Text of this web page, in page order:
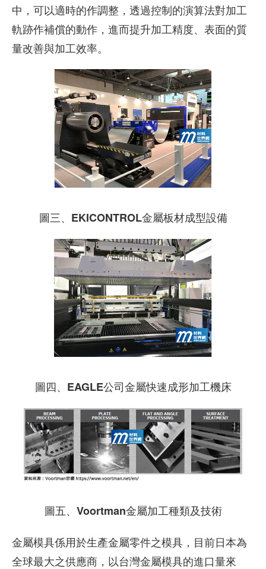
中，可以適時的作調整，透過控制的演算法對加工
軌跡作補償的動作，進而提升加工精度、表面的質
量改善與加工效率。
圖三、EKICONTROL金屬板材成型設備
圖四、EAGLE公司金屬快速成形加工機床
圖五、Voortman金屬加工種類及技術
金屬模具係用於生產金屬零件之模具，目前日本為
全球最大之供應商，以台灣金屬模具的進口量來